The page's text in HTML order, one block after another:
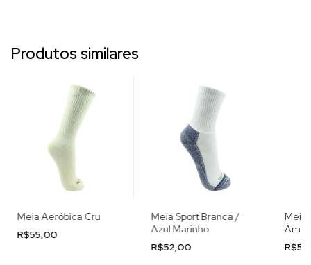
Produtos similares
Meia Aeróbica Cru
R$55,00
Meia Sport Branca /
Azul Marinho
R$52,00
Meia